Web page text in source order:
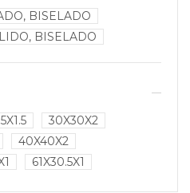
BISELADO
BISELADO
30X30X2
40X40X2
61X30.5X1